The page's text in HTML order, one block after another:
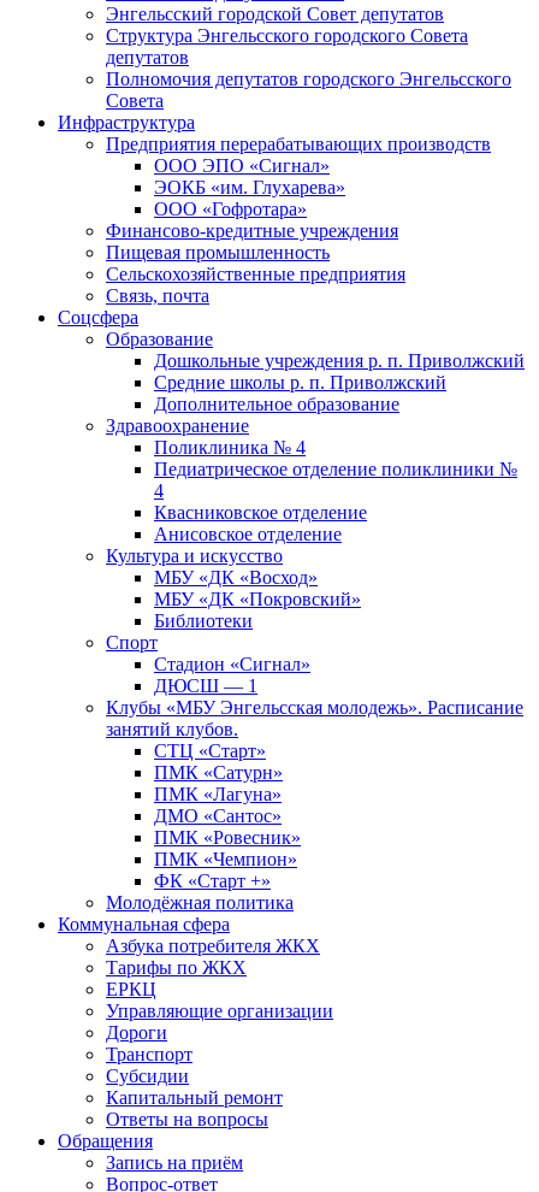
Энгельсский городской Совет депутатов
Структура Энгельсского городского Совета
депутатов
Полномочия депутатов городского Энгельсского
Совета
Инфраструктура
Предприятия перерабатывающих производств
ООО ЭПО «Сигнал»
ЭОКБ «им. Глухарева»
ООО «Гофротара»
Финансово-кредитные учреждения
Пищевая промышленность
Сельскохозяйственные предприятия
Связь, почта
Соцсфера
Образование
Дошкольные учреждения р. п. Приволжский
Средние школы р. п. Приволжский
Дополнительное образование
Здравоохранение
Поликлиника № 4
Педиатрическое отделение поликлиники №
4
Квасниковское отделение
Анисовское отделение
Культура и искусство
МБУ «ДК «Восход»
МБУ «ДК «Покровский»
Библиотеки
Спорт
Стадион «Сигнал»
ДЮСШ — 1
Клубы «МБУ Энгельсская молодежь». Расписание
занятий клубов.
СТЦ «Старт»
ПМК «Сатурн»
ПМК «Лагуна»
ДМО «Сантос»
ПМК «Ровесник»
ПМК «Чемпион»
ФК «Старт +»
Молодёжная политика
Коммунальная сфера
Азбука потребителя ЖКХ
Тарифы по ЖКХ
ЕРКЦ
Управляющие организации
Дороги
Транспорт
Субсидии
Капитальный ремонт
Ответы на вопросы
Обращения
Запись на приём
Вопрос-ответ